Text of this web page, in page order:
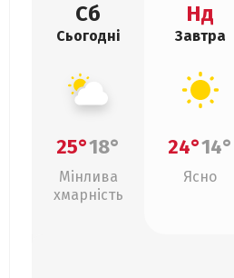
Сб
Сьогодні
25°18°
Мінлива
хмарність
Нд
Завтра
24°14°
Ясно